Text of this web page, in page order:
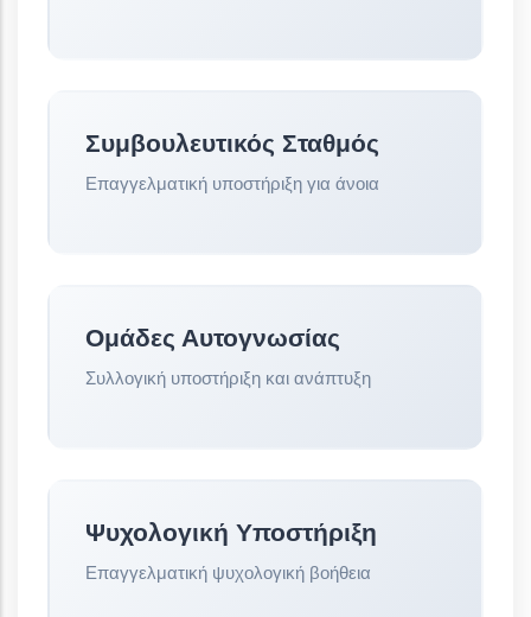
Συμβουλευτικός Σταθμός
Επαγγελματική υποστήριξη για άνοια
Ομάδες Αυτογνωσίας
Συλλογική υποστήριξη και ανάπτυξη
Ψυχολογική Υποστήριξη
Επαγγελματική ψυχολογική βοήθεια